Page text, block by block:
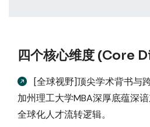
四个核心维度 (Core
[全球视野]顶尖学术背书与
加州理工大学MBA深厚底蕴深
全球化人才流转逻辑。